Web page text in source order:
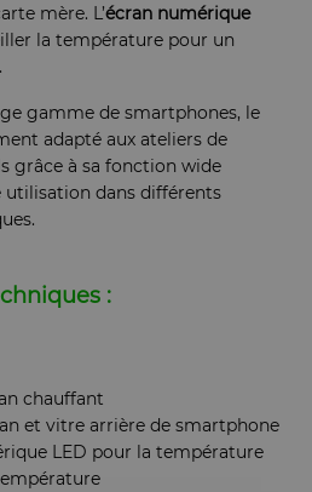
mère. L’écran numérique
la température pour un
gamme de smartphones, le
adapté aux ateliers de
grâce à sa fonction wide
dans différents
:
chauffant
et vitre arrière de smartphone
LED pour la température